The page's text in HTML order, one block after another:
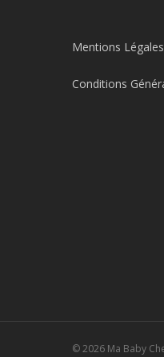
Mentions Légales
Conditions
© 2026 Ma Baby